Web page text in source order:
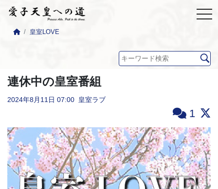
皇室LOVE
連休中の皇室番組
2024年8月11日 07:00 皇室ラブ
1